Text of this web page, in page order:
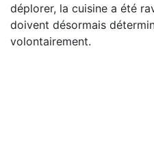
déplorer, la cuisine a été
doivent désormais
volontairement.